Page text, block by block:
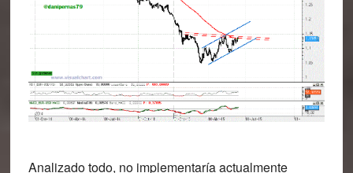
Analizado todo, no implementaría actualmente